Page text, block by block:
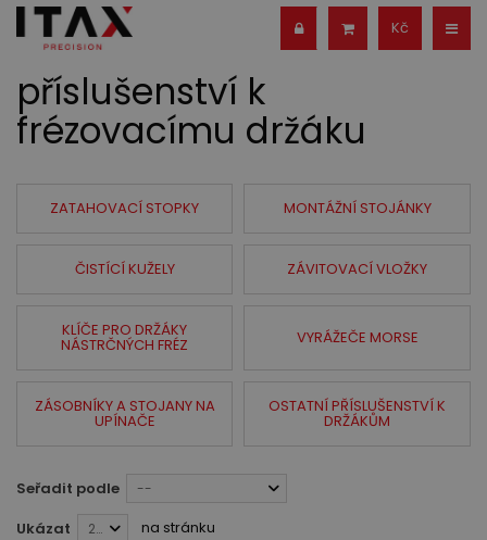
Kč
příslušenství k
frézovacímu držáku
ZATAHOVACÍ STOPKY MONTÁŽNÍ STOJÁNKY
ČISTÍCÍ KUŽELY ZÁVITOVACÍ VLOŽKY
KLÍČE PRO DRŽÁKY
NÁSTRČNÝCH FRÉZ VYRÁŽEČE MORSE
ZÁSOBNÍKY A STOJANY NA
UPÍNAČE
OSTATNÍ PŘÍSLUŠENSTVÍ K
DRŽÁKŮM
Seřadit podle --
Ukázat 28 na stránku